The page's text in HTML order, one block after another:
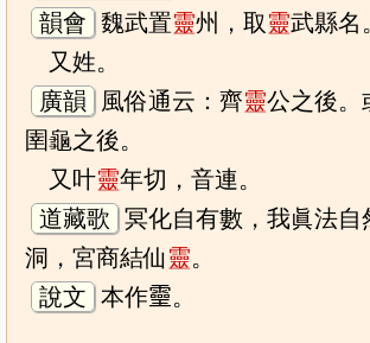
韻會 魏武置靈州，取 靈武縣名
又姓。
廣韻
風俗通云：齊靈公之後。
圉龜之後。
又叶靈年切，音連。
道藏歌 冥化自有數，我眞法自
洞，宮商結仙靈。
說文 本作𤫊。